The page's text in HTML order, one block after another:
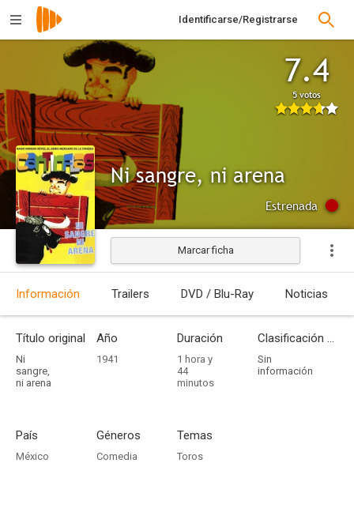
Identificarse/Registrarse
7.4
5 votos
Ni sangre, ni arena
Estrenada
Marcar ficha
Información Trailers DVD / Blu-Ray Noticias
Título original
Ni
sangre,
ni arena
Año
1941
Duración
1 hora y
44
minutos
Clasificación por edades
Sin
información
País
México
Géneros
Comedia
Temas
Toros